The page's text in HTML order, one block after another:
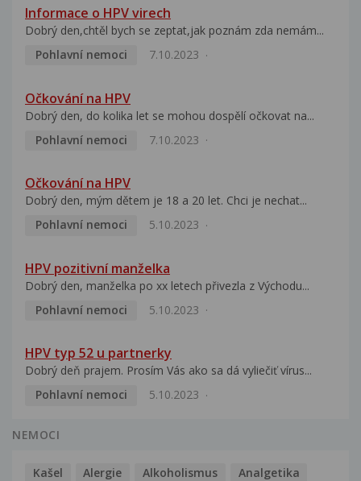
Informace o HPV virech
Dobrý den,chtěl bych se zeptat,jak poznám zda nemám...
Pohlavní nemoci
7.10.2023
Očkování na HPV
Dobrý den, do kolika let se mohou dospělí očkovat na...
Pohlavní nemoci
7.10.2023
Očkování na HPV
Dobrý den, mým dětem je 18 a 20 let. Chci je nechat...
Pohlavní nemoci
5.10.2023
HPV pozitivní manželka
Dobrý den, manželka po xx letech přivezla z Východu...
Pohlavní nemoci
5.10.2023
HPV typ 52 u partnerky
Dobrý deň prajem. Prosím Vás ako sa dá vyliečiť vírus...
Pohlavní nemoci
5.10.2023
NEMOCI
Kašel Alergie Alkoholismus
Analgetika